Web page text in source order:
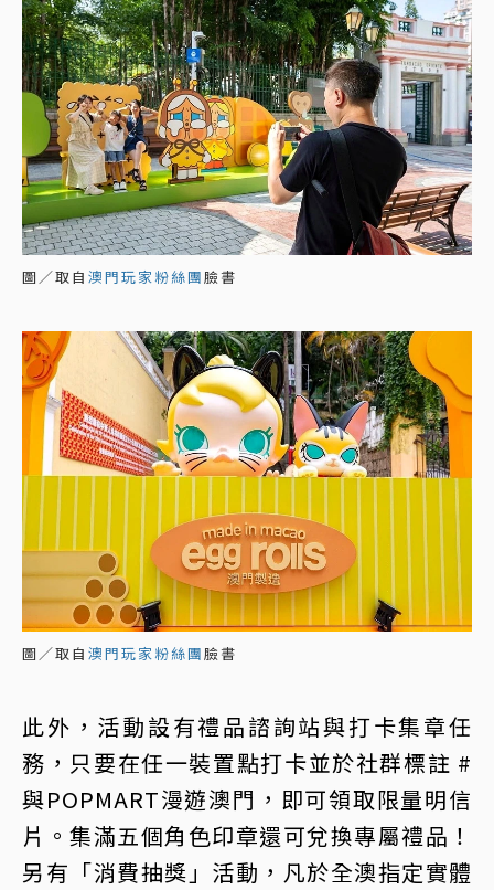
圖／取自 澳門玩家粉絲團臉書
圖／取自 澳門玩家粉絲團臉書
此外，活動設有禮品諮詢站與打卡集章任
務，只要在任一裝置點打卡並於社群標註 #
與POPMART漫遊澳門，即可領取限量明信
片。集滿五個角色印章還可兌換專屬禮品！
另有「消費抽獎」活動，凡於全澳指定實體